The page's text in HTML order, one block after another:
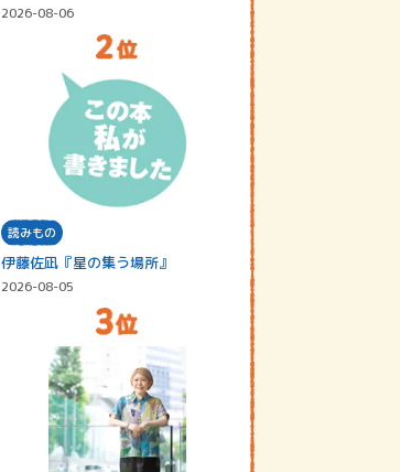
2026-08-06
読みもの
伊藤佐凪『星の集う場所』
2026-08-05